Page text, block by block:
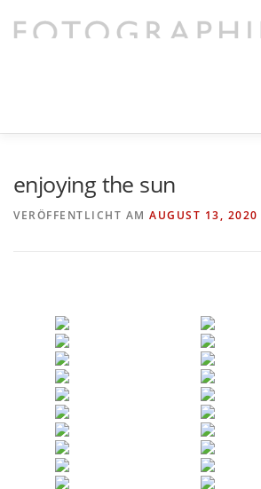
zum
Inhalt
enjoying the sun
VERÖFFENTLICHT AM AUGUST 13, 2020